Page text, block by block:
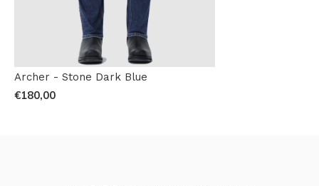
Archer - Stone Dark Blue
€180,00